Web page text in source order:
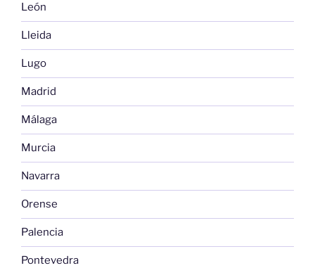
León
Lleida
Lugo
Madrid
Málaga
Murcia
Navarra
Orense
Palencia
Pontevedra